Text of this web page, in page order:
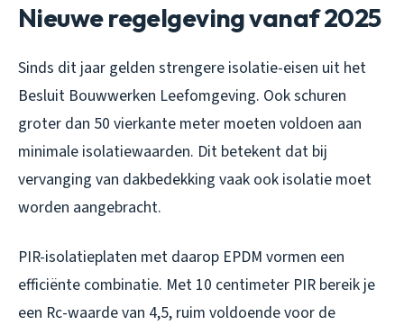
Nieuwe regelgeving vanaf 2025
Sinds dit jaar gelden strengere isolatie-eisen uit het
Besluit Bouwwerken Leefomgeving. Ook schuren
groter dan 50 vierkante meter moeten voldoen aan
minimale isolatiewaarden. Dit betekent dat bij
vervanging van dakbedekking vaak ook isolatie moet
worden aangebracht.
PIR-isolatieplaten met daarop EPDM vormen een
efficiënte combinatie. Met 10 centimeter PIR bereik je
een Rc-waarde van 4,5, ruim voldoende voor de